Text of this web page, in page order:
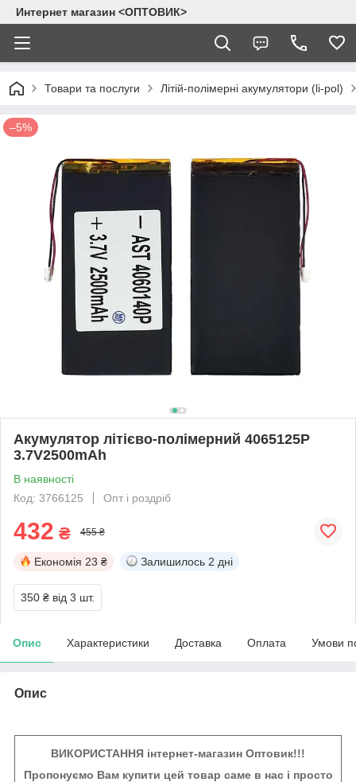
Интернет магазин <ОПТОВИК>
Товари та послуги Літій-полімерні акумулятори (li-pol)
–5%
Акумулятор літієво-полімерний 4065125P
3.7V2500mAh
В наявності
Код: 3766125
Опт і роздріб
432 ₴ 455 ₴
Економія 23 ₴ Залишилось 2 дні
350 ₴ від 3 шт.
Опис Характеристики Доставка Оплата Умови
Опис
ВИКОРИСТАННЯ інтернет-магазин Оптовик!!!
Пропонуємо Вам купити цей товар саме в нас і просто